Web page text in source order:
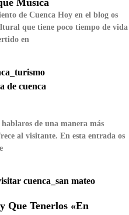
de Cuenca Hoy en el blog os
que tiene poco tiempo de vida
en
de una manera más
al visitante. En esta entrada os
Que Tenerlos «En